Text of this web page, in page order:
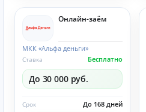
Онлайн-заём
МКК «Альфа деньги»
Бесплатно
Ставка
До 30 000 руб.
До 168 дней
Срок